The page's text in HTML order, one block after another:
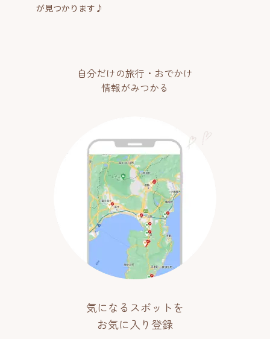
が見つかります♪
自分だけの旅行・おでかけ
情報がみつかる
気になるスポットを
お気に入り登録